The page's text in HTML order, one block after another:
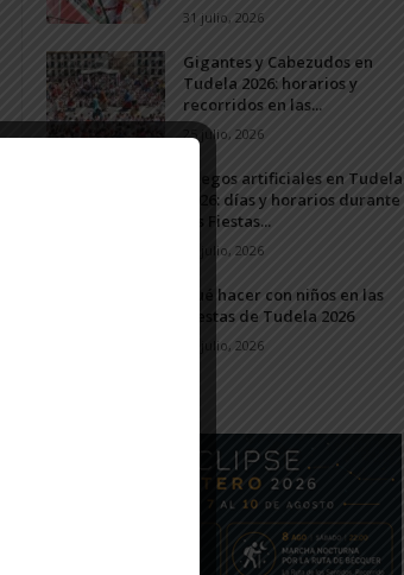
31 julio, 2026
Gigantes y Cabezudos en
Tudela 2026: horarios y
recorridos en las...
25 julio, 2026
Fuegos artificiales en Tudela
2026: días y horarios durante
las Fiestas...
24 julio, 2026
Qué hacer con niños en las
Fiestas de Tudela 2026
23 julio, 2026